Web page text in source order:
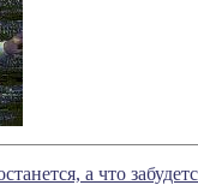
а что